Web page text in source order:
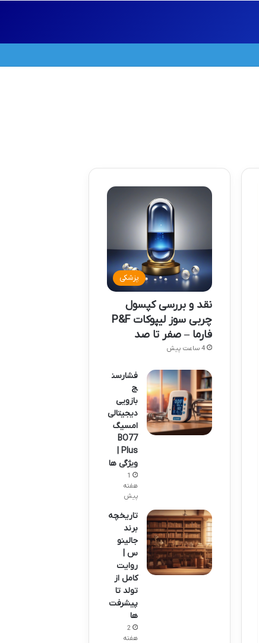
پزشکی
نقد و بررسی کپسول
چربی سوز لیپوکات P&F
فارما – صفر تا صد
4 ساعت پیش
فشارسن
ج
بازویی
دیجیتالی
امسیگ
BO77
Plus |
ویژگی ها
1
هفته
پیش
تاریخچه
برند
جالینو
س |
روایت
کامل از
تولد تا
پیشرفت
ها
2
هفته